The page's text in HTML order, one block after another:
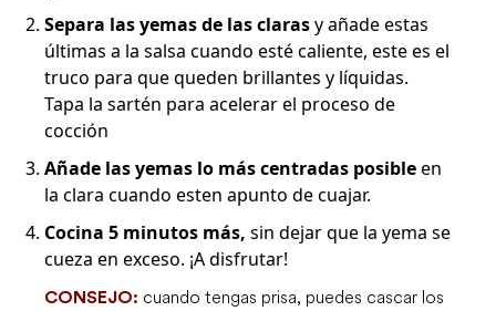
Separa las yemas de las clarasy añade estas
últimas a la salsa cuando esté caliente, este es el
truco para que queden brillantes y líquidas.
Tapa la sartén para acelerar el proceso de
cocción
Añade las yemas lo más centradas posibleen
la clara cuando esten apunto de cuajar.
Cocina 5 minutos más, sin dejar que la yema se
cueza en exceso. ¡A disfrutar!
CONSEJO: cuando tengas prisa, puedes cascar los